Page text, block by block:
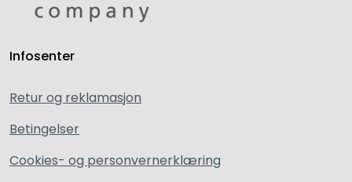
Infosenter
Retur og reklamasjon
Betingelser
Cookies- og personvernerklæring